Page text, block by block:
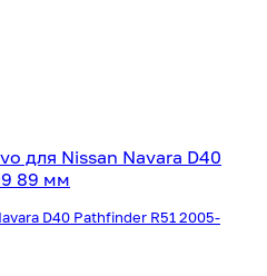
D40 Pathfinder R51 2005-